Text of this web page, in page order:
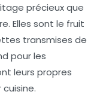
précieux que
Elles sont le fruit
transmises de
pour les
leurs propres